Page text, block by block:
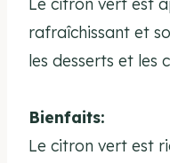
rafraîchissant et
les desserts et les
Bienfaits:
Le citron vert est